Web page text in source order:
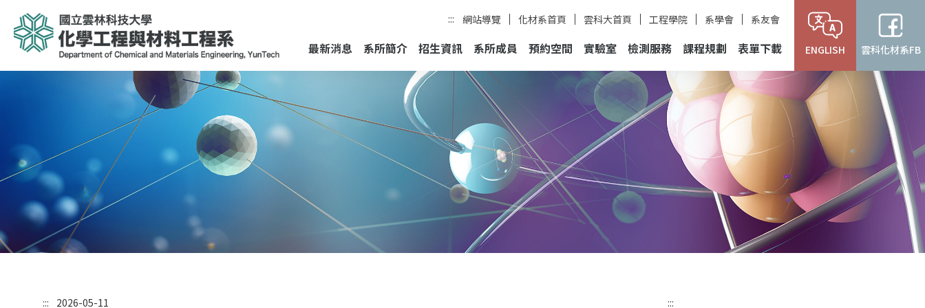
::: 網站導覽 化材系首頁 雲科大首頁 工程學院 系學會 系友會
最新消息 系所簡介 招生資訊 系所成員 預約空間 實驗室 檢測服務 課程規劃 表單下載 ENGLISH 雲科化材系FB
::: 2026-05-11 :::